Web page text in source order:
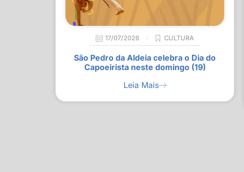
17/07/2026 CULTURA
São Pedro da Aldeia celebra o Dia do
Capoeirista neste domingo (19)
Leia Mais